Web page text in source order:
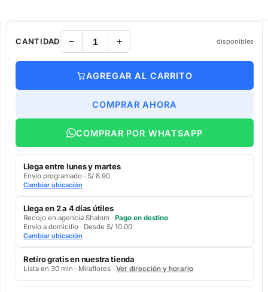
CANTIDAD disponibles
AGREGAR AL CARRITO
COMPRAR AHORA
COMPRAR POR WHATSAPP
Llega entre lunes y martes
Envío programado · S/ 8.90
Cambiar ubicación
Llega en 2 a 4 días útiles
Recojo en agencia Shalom · Pago en destino
Envío a domicilio · Desde S/ 10.00
Cambiar ubicación
Retíro gratis en nuestra tienda
Lista en 30 min · Miraflores · Ver dirección y horario